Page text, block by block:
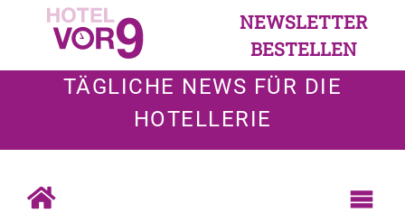
NEWSLETTER
BESTELLEN
TÄGLICHE NEWS FÜR DIE
HOTELLERIE